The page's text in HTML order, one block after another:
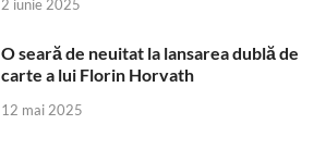
2 iunie 2025
O seară de neuitat la lansarea dublă de
carte a lui Florin Horvath
12 mai 2025